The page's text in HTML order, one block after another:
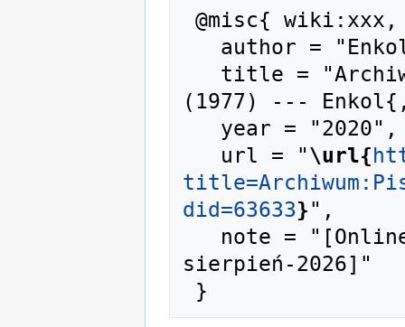
(1977) ---
   url = "
\url{
did=63633}",
sierpień-2026]"